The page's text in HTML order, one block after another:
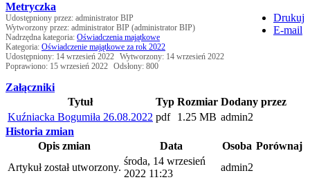
Drukuj
E-mail
Metryczka
Udostępniony przez: administrator BIP
Wytworzony przez: administrator BIP (administrator BIP)
Nadrzędna kategoria: Oświadczenia majątkowe
Kategoria: Oświadczenie majątkowe za rok 2022
Udostępniony: 14 wrzesień 2022 Wytworzony: 14 wrzesień 2022
Poprawiono: 15 wrzesień 2022 Odsłony: 800
Załączniki
Tytuł
Typ Rozmiar Dodany przez
Kuźniacka Bogumiła 26.08.2022 pdf 1.25 MB admin2
Historia zmian
Opis zmian
Data Osoba Porównaj
Artykuł został utworzony.
środa, 14 wrzesień
2022 11:23
admin2